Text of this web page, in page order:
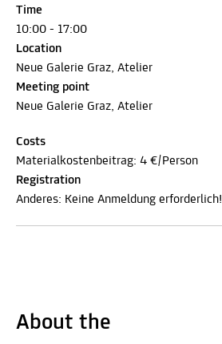
Time
10:00 - 17:00
Location
Neue Galerie Graz, Atelier
Meeting point
Neue Galerie Graz, Atelier
Costs
Materialkostenbeitrag: 4 €/Person
Registration
Anderes: Keine Anmeldung erforderlich!
About the